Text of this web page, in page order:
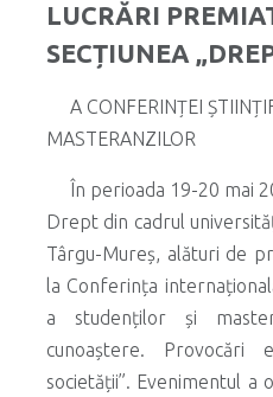
LUCRĂRI
SECȚIUNEA
A CONFERINȚEI
MASTERANZILOR
În perioada 19-20 mai
Drept din cadrul
Târgu-Mureș, alături de
la Conferința
a studenților și
cunoaștere. Provocări
societății”. Evenimentul